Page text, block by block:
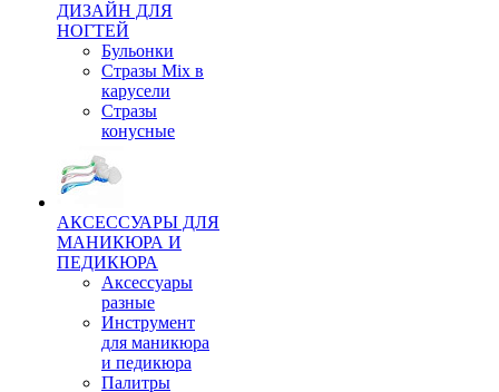
ДИЗАЙН ДЛЯ
НОГТЕЙ
Бульонки
Стразы Mix в
карусели
Стразы
конусные
АКСЕССУАРЫ ДЛЯ
МАНИКЮРА И
ПЕДИКЮРА
Аксессуары
разные
Инструмент
для маникюра
и педикюра
Палитры